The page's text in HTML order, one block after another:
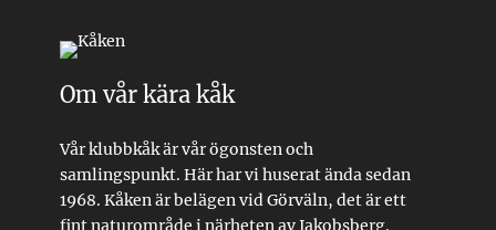
Om vår kära kåk
Vår klubbkåk är vår ögonsten och
samlingspunkt. Här har vi huserat ända sedan
1968. Kåken är belägen vid Görväln, det är ett
fint naturområde i närheten av Jakobsberg.